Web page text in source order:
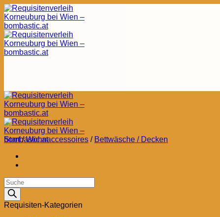
Zum
Inhalt
springen
Start / Wohnaccessoires / Bettwäsche / Decken
Products
search
Requisiten-Kategorien